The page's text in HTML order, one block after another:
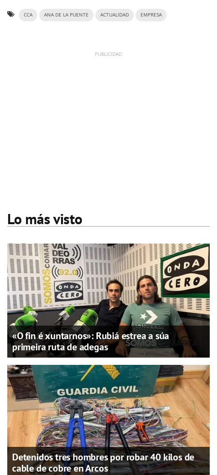
CCA ANA DE LA PUENTE ACTUALIDAD EMPRESA
Lo más visto
«O fin é xuntarnos»: Rubiá estrea a súa
primeira ruta de adegas
Detenidos tres hombres por robar 40 kilos de
cable de cobre en Arcos